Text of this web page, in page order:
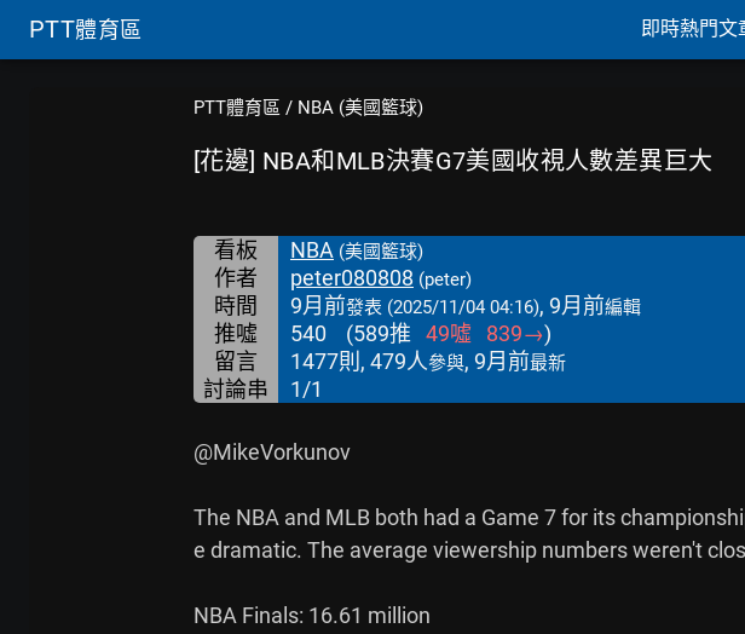
PTT體育區 即時熱門文
PTT體育區 / NBA (美國籃球)
[花邊] NBA和MLB決賽G7美國收視人數差異巨大
看板 NBA (美國籃球)
作者 peter080808 (peter)
時間 9月前發表 (2025/11/04 04:16), 9月前編輯
推噓 540 (589推 49噓 839→)
留言
1477則, 479人參與, 9月前最新
討論串 1/1
@MikeVorkunov
The NBA and MLB both had a Game 7 for its
e dramatic. The average viewership numbers weren't
NBA Finals: 16.61 million